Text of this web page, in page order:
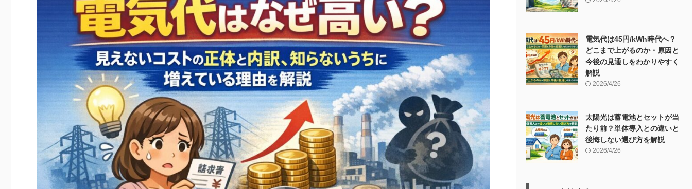
電気代は45円/kWh時代へ？
どこまで上がるのか・原因と
今後の見通しをわかりやすく
解説
2026/4/26
太陽光は蓄電池とセットが当
たり前？単体導入との違いと
後悔しない選び方を解説
2026/4/26